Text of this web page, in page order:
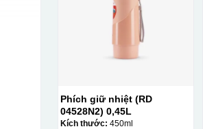
Phích giữ nhiệt (RD
04528N2) 0,45L
Kích thước: 450ml